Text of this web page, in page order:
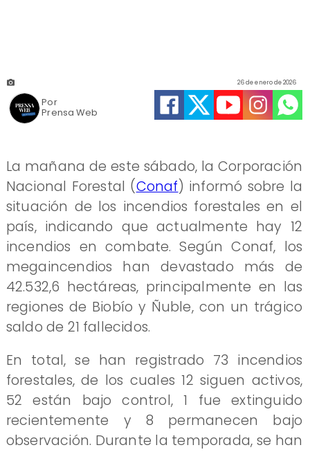
Prensa Web
26 de enero de 2026
Por
La mañana de este sábado, la Corporación
Nacional Forestal (​Conaf) informó sobre la
situación de los incendios forestales en el
país, indicando que actualmente hay 12
incendios en combate. Según Conaf, los
megaincendios han devastado más de
42.532,6 hectáreas, principalmente en las
regiones de Biobío y Ñuble, con un trágico
saldo de 21 fallecidos.
En total, se han registrado 73 incendios
forestales, de los cuales 12 siguen activos,
52 están bajo control, 1 fue extinguido
recientemente y 8 permanecen bajo
observación. Durante la temporada, se han